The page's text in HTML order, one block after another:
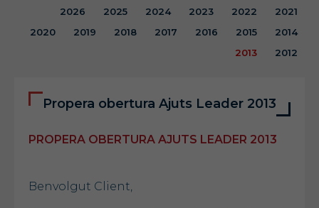
2026 2025 2024 2023 2022
2021
2020
2019 2018 2017 2016 2015
2014
2013
2012
Propera obertura Ajuts Leader 2013
PROPERA OBERTURA AJUTS LEADER 2013
Benvolgut Client,